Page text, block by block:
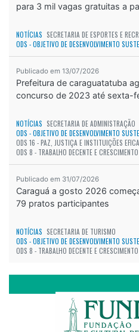
para 3 mil vagas gratuitas a
NOTÍCIAS SECRETARIA DE ESPORTES E
ODS - OBJETIVO DE DESENVOLVIMENTO
Publicado em 13/07/2026
Prefeitura de caraguatatuba
concurso de 2023 até sexta-
NOTÍCIAS SECRETARIA DE ADMINISTRAÇÃO
ODS - OBJETIVO DE DESENVOLVIMENTO
ODS 16 - PAZ, JUSTIÇA E INSTITUIÇÕES
ODS 8 - TRABALHO DECENTE E
Publicado em 31/07/2026
Caraguá a gosto 2026
79 pratos participantes
NOTÍCIAS SECRETARIA DE TURISMO
ODS - OBJETIVO DE DESENVOLVIMENTO
ODS 8 - TRABALHO DECENTE E